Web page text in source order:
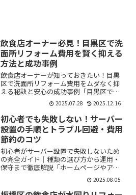
飲食店オーナー必見！目黒区で洗
面所リフォーム費用を賢く抑える
方法と成功事例
飲食店オーナーが知っておきたい！目黒
区で洗面所リフォーム費用をムダなく抑
える秘訣と安心の成功事例「目黒区で店
舗の洗面所をリフォームしたいけれど、
費用がどれくらい掛かるのか分からず不
安」「飲食店の営業を止めずに改装した
い」「見積もりの比較方法...
2025.07.28 2025.12.16
初心者でも失敗しない！サーバー
設置の手順とトラブル回避・費用
節約のコツ
初心者がサーバー設置で失敗しないため
の完全ガイド｜種類の選び方から運用・
保守まで徹底解説「ホームページやアプ
リを公開したい」「業務効率のため自社
内ネットワークを構築したい」――そんなと
き必ず登場するのが「サーバー」です。
2025.08.05